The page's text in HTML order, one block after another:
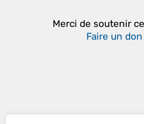
Merci de soutenir
Faire un don